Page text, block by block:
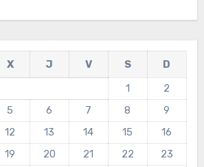
X J V S
D
1
2
5 6 7 8
9
12 13 14 15
16
19 20 21 22
23